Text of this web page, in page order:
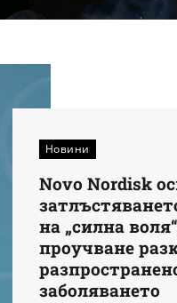
Новини
Novo Nordisk
на „силна
проучване
заболяването